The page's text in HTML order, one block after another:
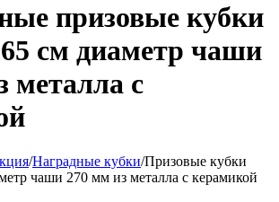
призовые кубки
см диаметр чаши
металла с
/Наградные кубки/Призовые кубки
чаши 270 мм из металла с керамикой